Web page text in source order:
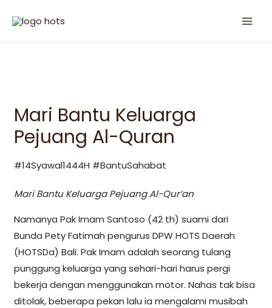
Mari Bantu Keluarga
Pejuang Al-Quran
#14Syawal1444H #BantuSahabat
Mari Bantu Keluarga Pejuang Al-Qur’an
Namanya Pak Imam Santoso (42 th) suami dari
Bunda Pety Fatimah pengurus DPW HOTS Daerah
(HOTSDa) Bali. Pak Imam adalah seorang tulang
punggung keluarga yang sehari-hari harus pergi
bekerja dengan menggunakan motor. Nahas tak bisa
ditolak, beberapa pekan lalu ia mengalami musibah